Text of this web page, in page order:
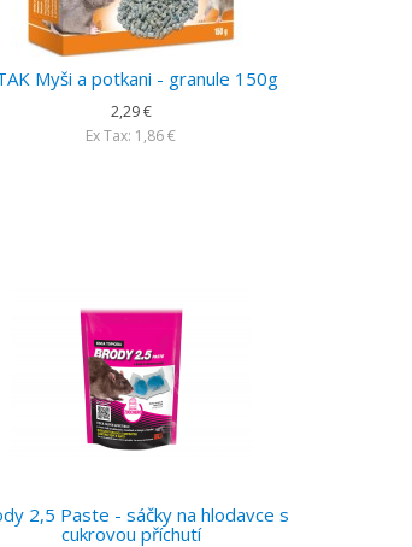
Myši a potkani - granule 150g
2,29 €
Ex Tax: 1,86 €
2,5 Paste - sáčky na hlodavce s
cukrovou příchutí